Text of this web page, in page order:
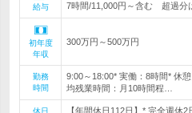
給与
7時間/11,000円～含む 超過分
初年度
年収
300万円～500万円
勤務
時間
9:00～18:00* 実働：8時間* 休
均残業時間：月10時間程…
休日
【年間休日112日】* 完全週休